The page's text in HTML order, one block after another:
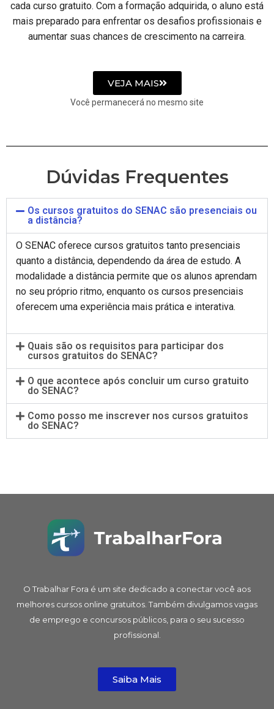
cada curso gratuito. Com a formação adquirida, o aluno está
mais preparado para enfrentar os desafios profissionais e
aumentar suas chances de crescimento na carreira.
VEJA MAIS
Você permanecerá no mesmo site
Dúvidas Frequentes
Os cursos gratuitos do SENAC são presenciais ou
a distância?
O SENAC oferece cursos gratuitos tanto presenciais
quanto a distância, dependendo da área de estudo. A
modalidade a distância permite que os alunos aprendam
no seu próprio ritmo, enquanto os cursos presenciais
oferecem uma experiência mais prática e interativa.
Quais são os requisitos para participar dos
cursos gratuitos do SENAC?
O que acontece após concluir um curso gratuito
do SENAC?
Como posso me inscrever nos cursos gratuitos
do SENAC?
O Trabalhar Fora é um site dedicado a conectar você aos
melhores cursos online gratuitos. Também divulgamos vagas
de emprego e concursos públicos, para o seu sucesso
profissional.
Saiba Mais